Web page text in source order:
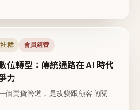
群 會員經營
位轉型：傳統通路在 AI 時代
力
個賣貨管道，是改變跟顧客的關